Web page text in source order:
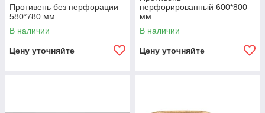
Противень без перфорации
580*780 мм
В наличии
Цену уточняйте
перфорированный 600*800
мм
В наличии
Цену уточняйте